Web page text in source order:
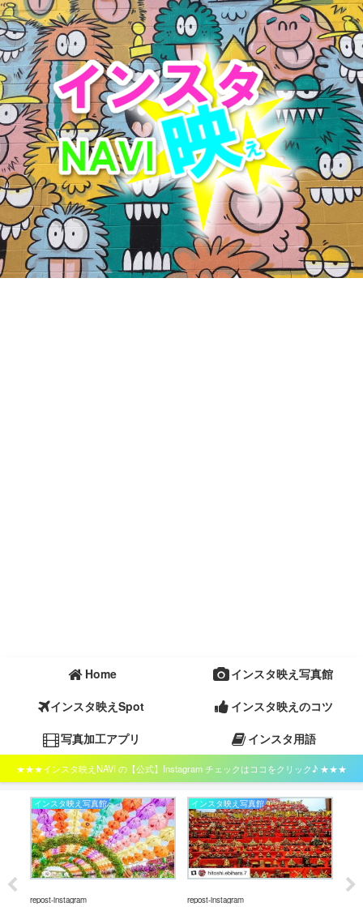
Home
インスタ映え写真館
インスタ映えSpot
インスタ映えのコツ
写真加工アプリ
インスタ用語
★★★インスタ映えNAVI の【公式】Instagram チェックはココをクリック♪ ★★★
インスタ映え写真館
repost-instagram
インスタ映え写真館
repost-instagram